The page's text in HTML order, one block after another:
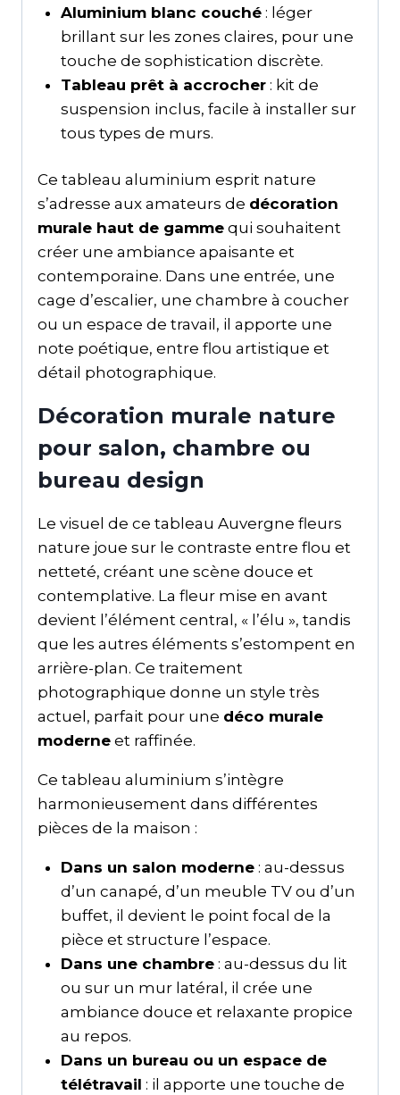
Aluminium blanc couché: léger
brillant sur les zones claires, pour une
touche de sophistication discrète.
Tableau prêt à accrocher: kit de
suspension inclus, facile à installer sur
tous types de murs.
Ce tableau aluminium esprit nature
s’adresse aux amateurs de décoration
murale haut de gamme qui souhaitent
créer une ambiance apaisante et
contemporaine. Dans une entrée, une
cage d’escalier, une chambre à coucher
ou un espace de travail, il apporte une
note poétique, entre flou artistique et
détail photographique.
Décoration murale nature
pour salon, chambre ou
bureau design
Le visuel de ce tableau Auvergne fleurs
nature joue sur le contraste entre flou et
netteté, créant une scène douce et
contemplative. La fleur mise en avant
devient l’élément central, « l’élu », tandis
que les autres éléments s’estompent en
arrière-plan. Ce traitement
photographique donne un style très
actuel, parfait pour une déco murale
moderne et raffinée.
Ce tableau aluminium s’intègre
harmonieusement dans différentes
pièces de la maison :
Dans un salon moderne: au-dessus
d’un canapé, d’un meuble TV ou d’un
buffet, il devient le point focal de la
pièce et structure l’espace.
Dans une chambre: au-dessus du lit
ou sur un mur latéral, il crée une
ambiance douce et relaxante propice
au repos.
Dans un bureau ou un espace de
télétravail : il apporte une touche de